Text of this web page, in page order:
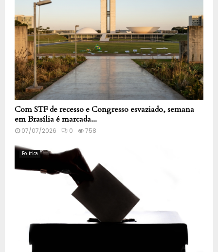
Com STF de recesso e Congresso esvaziado, semana
em Brasília é marcada...
07/07/2026 0 758
Política